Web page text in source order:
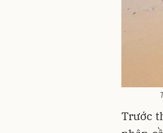
Trước